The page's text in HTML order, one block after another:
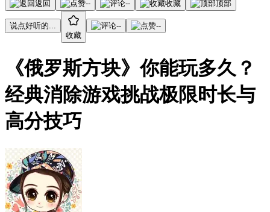
返回 -- -- 收藏 顶部
说点好听的...
收藏
-- --
《俄罗斯方块》你能玩多久？
经典消除游戏挑战极限时长与
高分技巧